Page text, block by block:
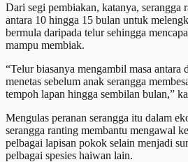
Dari segi pembiakan, katanya, serangga
antara 10 hingga 15 bulan untuk
bermula daripada telur sehingga
mampu membiak.
“Telur biasanya mengambil masa
menetas sebelum anak serangga
tempoh lapan hingga sembilan bulan,”
Mengulas peranan serangga itu dalam
serangga ranting membantu mengawal
pelbagai lapisan pokok selain menjadi
pelbagai spesies haiwan lain.